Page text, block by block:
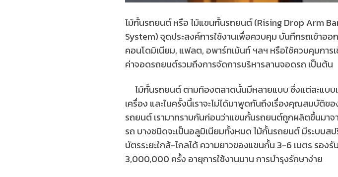
ไม้กั้นรถยนต์ หรือ ไม้แขนกั้นรถยนต์ (Rising Drop Arm
System) จุดประสงค์การใช้งานเพื่อควบคุม บันทึกรถเข้าอ
คอนโดมิเนียม, แฟลต, อพาร์ทเม้นท์ ฯลฯ หรือใช้ควบคุมกา
ค่าจอดรถยนต์รวมถึงการจัดการบริหารลานจอดรถ เป็นต้น
ไม้กั้นรถยนต์ ตามท้องตลาดนั้นมีหลายแบบ ซึ่งแต่ละแบ
เครื่อง และในครั้งนี้เราจะไม่ได้มาพูดกันถึงเรื่องคุณสมบัติข
รถยนต์ เรามาทราบกันก่อนว่าแขนกั้นรถยนต์ถูกผลิตขึ้นมา
รถ บางชนิดจะเป็นอลูมิเนียมทั้งหมด ไม้กั้นรถยนต์ มีระบบส
บัตรระยะใกล้-ไกลได้ ความยาวของแขนกั้น 3-6 เมตร รอง
3,000,000 ครั้ง อายุการใช้งานนาน การบำรุงรักษาง่าย